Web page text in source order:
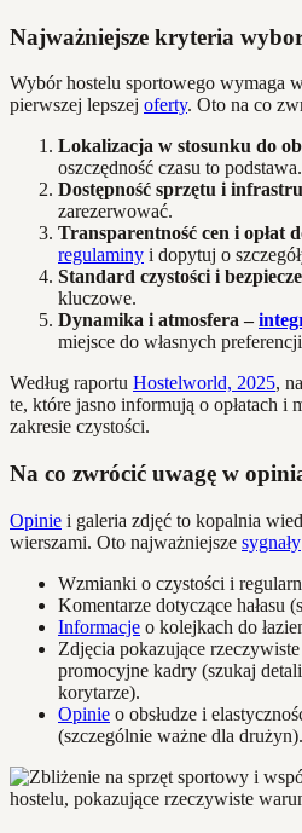
Najważniejsze kryteria
Wybór hostelu sportowego wymaga
pierwszej lepszej oferty. Oto na co
Lokalizacja w stosunku do
oszczędność czasu to podstawa.
Dostępność sprzętu i
zarezerwować.
Transparentność cen i opłat
regulaminy i dopytuj o
Standard czystości i
kluczowe.
Dynamika i atmosfera –
miejsce do własnych
Według raportu Hostelworld, 2025,
te, które jasno informują o opłatach i
zakresie czystości.
Na co zwrócić uwagę w
Opinie i galeria zdjęć to kopalnia
wierszami. Oto najważniejsze sygnały
Wzmianki o czystości i
Komentarze dotyczące hałasu
Informacje o kolejkach do
Zdjęcia pokazujące
promocyjne kadry (szukaj
korytarze).
Opinie o obsłudze i
(szczególnie ważne dla drużyn).